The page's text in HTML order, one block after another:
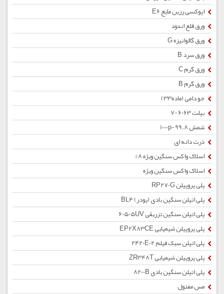
اپوکسی رزین مایع E6
ورق قلع اندود
ورق گالوانیزه G
ورق سرد B
ورق گرم C
ورق گرم B
جو دامی (ماده33)
بیلت 6063-7
شمش 1000p-99.8
ذرت دانه ای
اسلاک واکس سنگین ویژه 8%
اسلاک واکس سنگین ویژه
پلی پروپیلن RP270G
پلی اتیلن سنگین بادی (پودر) BL4
پلی اتیلن سنگین تزریقی 60505UV
پلی پروپیلن شیمیایی EP2X83CE
پلی اتیلن سبک فیلم 2420E02
پلی پروپیلن شیمیایی ZR348T
پلی اتیلن سنگین بادی 8200B
مس مفتول